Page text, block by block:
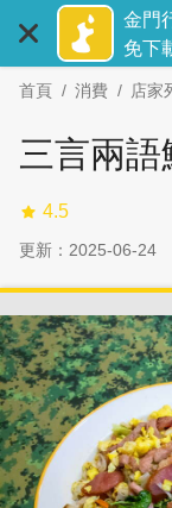
主
金門
免下
首頁 消費 店家
三言兩
4.5
更新：2025-06-24
社